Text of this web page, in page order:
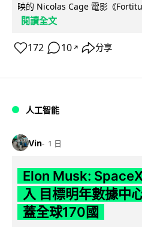
映的 Nicolas Cage 電影《
閱讀全文
172 10 ↗ 分享
人工智能
Vin 1 日
Elon Musk:
入 目標明年數據中
蓋全球170國